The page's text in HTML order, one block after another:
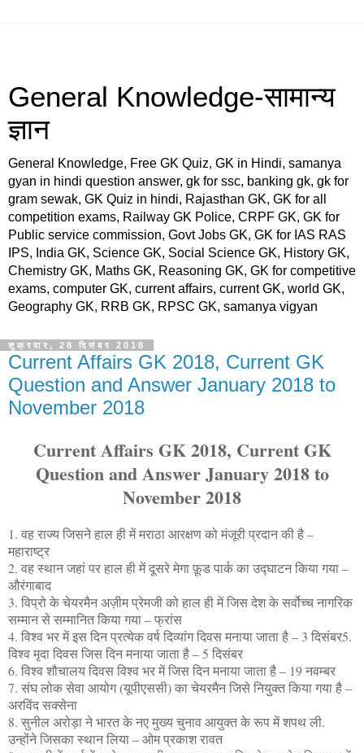
General Knowledge-सामान्य
ज्ञान
General Knowledge, Free GK Quiz, GK in Hindi, samanya
gyan in hindi question answer, gk for ssc, banking gk, gk for
gram sewak, GK Quiz in hindi, Rajasthan GK, GK for all
competition exams, Railway GK Police, CRPF GK, GK for
Public service commission, Govt Jobs GK, GK for IAS RAS
IPS, India GK, Science GK, Social Science GK, History GK,
Chemistry GK, Maths GK, Reasoning GK, GK for competitive
exams, computer GK, current affairs, current GK, world GK,
Geography GK, RRB GK, RPSC GK, samanya vigyan
शुक्रवार, 28 दिसंबर 2018
Current Affairs GK 2018, Current GK
Question and Answer January 2018 to
November 2018
Current Affairs GK 2018, Current GK
Question and Answer January 2018 to
November 2018
1. वह राज्य जिसने हाल ही में मराठा आरक्षण को मंजूरी प्रदान की है –
महाराष्ट्र
2. वह स्थान जहां पर हाल ही में दूसरे मेगा फ़ूड पार्क का उद्घाटन किया गया –
औरंगाबाद
3. विप्रो के चेयरमैन अज़ीम प्रेमजी को हाल ही में जिस देश के सर्वोच्च नागरिक
सम्मान से सम्मानित किया गया – फ्रांस
4. विश्व भर में इस दिन प्रत्येक वर्ष दिव्यांग दिवस मनाया जाता है – 3 दिसंबर5.
विश्व मृदा दिवस जिस दिन मनाया जाता है – 5 दिसंबर
6. विश्व शौचालय दिवस विश्व भर में जिस दिन मनाया जाता है – 19 नवम्बर
7. संघ लोक सेवा आयोग (यूपीएससी) का चेयरमैन जिसे नियुक्त किया गया है –
अरविंद सक्सेना
8. सुनील अरोड़ा ने भारत के नए मुख्य चुनाव आयुक्त के रूप में शपथ ली.
उन्होंने जिसका स्थान लिया – ओम प्रकाश रावत